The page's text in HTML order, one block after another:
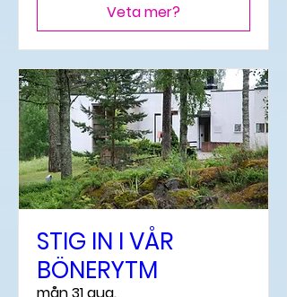
Veta mer?
STIG IN I VÅR
BÖNERYTM